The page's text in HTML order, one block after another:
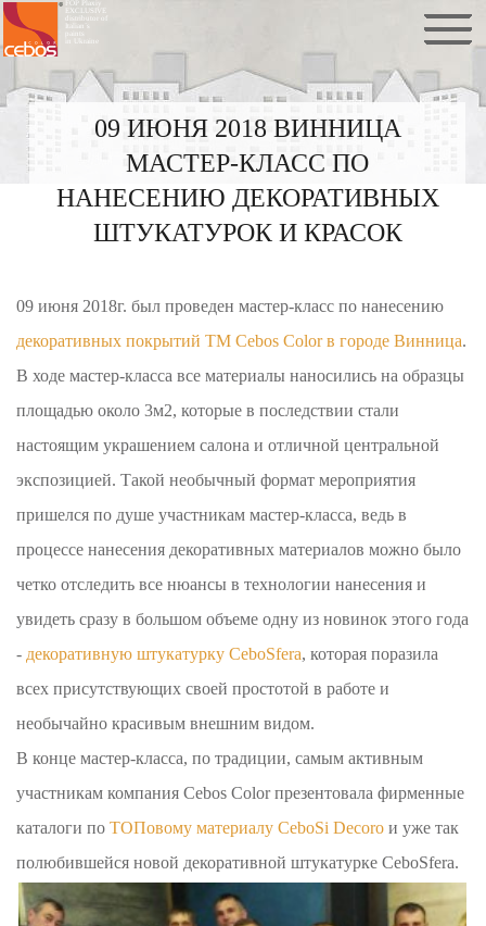
FOP Plaxiy
EXCLUSIVE
distributor of
Italian`s
paints
in Ukraine
09 ИЮНЯ 2018 ВИННИЦА
МАСТЕР-КЛАСС ПО
НАНЕСЕНИЮ ДЕКОРАТИВНЫХ
ШТУКАТУРОК И КРАСОК
09 июня 2018г. был проведен мастер-класс по нанесению
декоративных покрытий ТМ Cebos Color в городе Винница.
В ходе мастер-класса все материалы наносились на образцы
площадью около 3м2, которые в последствии стали
настоящим украшением салона и отличной центральной
экспозицией. Такой необычный формат мероприятия
пришелся по душе участникам мастер-класса, ведь в
процессе нанесения декоративных материалов можно было
четко отследить все нюансы в технологии нанесения и
увидеть сразу в большом объеме одну из новинок этого года
- декоративную штукатурку CeboSfera, которая поразила
всех присутствующих своей простотой в работе и
необычайно красивым внешним видом.
В конце мастер-класса, по традиции, самым активным
участникам компания Cebos Color презентовала фирменные
каталоги поТОПовому материалу CeboSi Decoro и уже так
полюбившейся новой декоративной штукатурке CeboSfera.